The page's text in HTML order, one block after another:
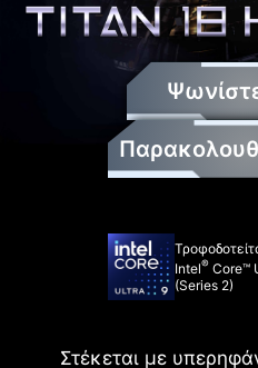
Intel®Core™
(Series 2)
Στέκεται με